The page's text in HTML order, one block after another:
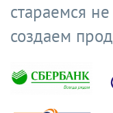
стараемся
создаем